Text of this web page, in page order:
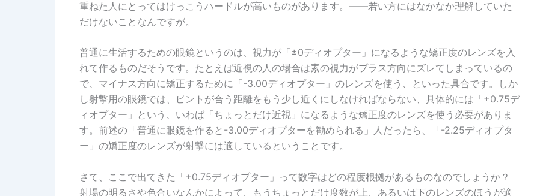
重ねた人にとってはけっこうハードルが高いものがあります。――若い方にはなかなか理解していた
だけないことなんですが。
普通に生活するための眼鏡というのは、視力が「±0ディオプター」になるような矯正度のレンズを入
れて作るものだそうです。たとえば近視の人の場合は素の視力がプラス方向にズレてしまっているの
で、マイナス方向に矯正するために「-3.00ディオプター」のレンズを使う、といった具合です。しか
し射撃用の眼鏡では、ピントが合う距離をもう少し近くにしなければならない、具体的には「+0.75デ
ィオプター」という、いわば「ちょっとだけ近視」になるような矯正度のレンズを使う必要がありま
す。前述の「普通に眼鏡を作ると-3.00ディオプターを勧められる」人だったら、「-2.25ディオプタ
ー」の矯正度のレンズが射撃には適しているということです。
さて、ここで出てきた「+0.75ディオプター」って数字はどの程度根拠があるものなのでしょうか？
射場の明るさや色合いなんかによって、もうちょっとだけ度数が上、あるいは下のレンズのほうが適